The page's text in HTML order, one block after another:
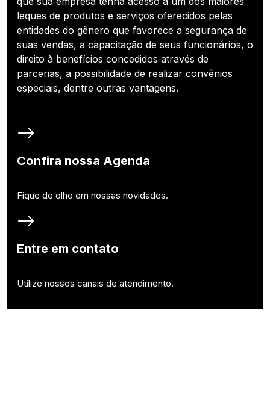
leques de produtos e serviços oferecidos pelas
entidades do gênero que favorece a segurança de
suas vendas, a capacitação de seus funcionários, o
direito à benefícios concedidos através de
parcerias, a possibilidade de realizar convênios
especiais, dentre outras vantagens.
Confira nossa Agenda
Fique de olho em nossas novidades.
Entre em contato
Utilize nossos canais de atendimento.